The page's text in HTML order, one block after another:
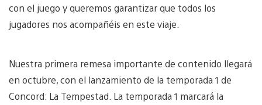
con el juego y queremos garantizar que todos los
jugadores nos acompañéis en este viaje.
Nuestra primera remesa importante de contenido llegará
en octubre, con el lanzamiento de la temporada 1 de
Concord: La Tempestad. La temporada 1 marcará la